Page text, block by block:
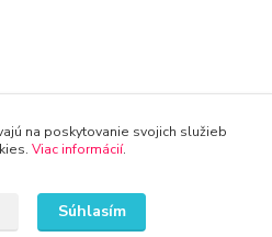
na poskytovanie svojich služieb
Viac informácií.
Súhlasím